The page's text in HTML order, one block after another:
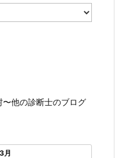
〜他の診断士のブログ
月